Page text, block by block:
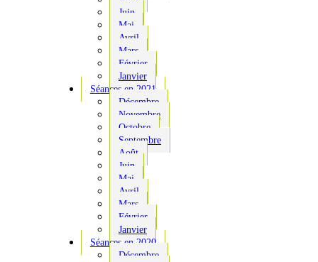
Juin
Mai
Avril
Mars
Février
Janvier
Séances en 2021
Décembre
Novembre
Octobre
Septembre
Août
Juin
Mai
Avril
Mars
Février
Janvier
Séances en 2020
Décembre